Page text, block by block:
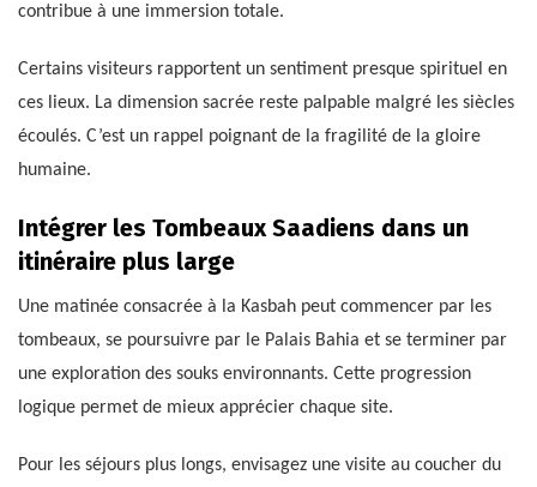
contribue à une immersion totale.
Certains visiteurs rapportent un sentiment presque spirituel en
ces lieux. La dimension sacrée reste palpable malgré les siècles
écoulés. C’est un rappel poignant de la fragilité de la gloire
humaine.
Intégrer les Tombeaux Saadiens dans un
itinéraire plus large
Une matinée consacrée à la Kasbah peut commencer par les
tombeaux, se poursuivre par le Palais Bahia et se terminer par
une exploration des souks environnants. Cette progression
logique permet de mieux apprécier chaque site.
Pour les séjours plus longs, envisagez une visite au coucher du